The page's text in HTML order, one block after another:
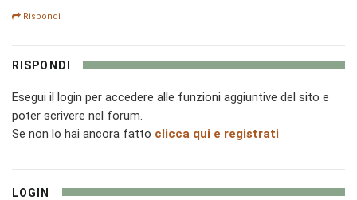
Rispondi
RISPONDI
Esegui il login per accedere alle funzioni aggiuntive del sito e
poter scrivere nel forum.
Se non lo hai ancora fatto clicca qui e registrati
LOGIN